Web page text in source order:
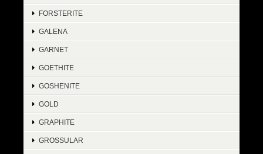
FORSTERITE
GALENA
GARNET
GOETHITE
GOSHENITE
GOLD
GRAPHITE
GROSSULAR